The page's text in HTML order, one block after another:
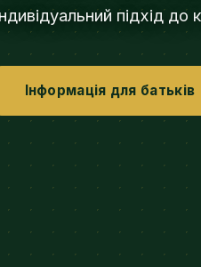
підхід до
Інформація для батьків